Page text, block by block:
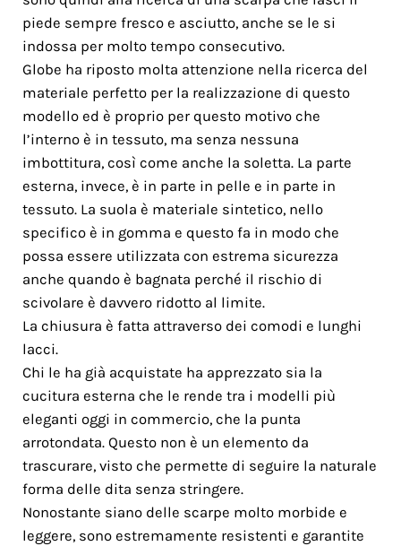
piede sempre fresco e asciutto, anche se le si
indossa per molto tempo consecutivo.
Globe ha riposto molta attenzione nella ricerca del
materiale perfetto per la realizzazione di questo
modello ed è proprio per questo motivo che
l’interno è in tessuto, ma senza nessuna
imbottitura, così come anche la soletta. La parte
esterna, invece, è in parte in pelle e in parte in
tessuto. La suola è materiale sintetico, nello
specifico è in gomma e questo fa in modo che
possa essere utilizzata con estrema sicurezza
anche quando è bagnata perché il rischio di
scivolare è davvero ridotto al limite.
La chiusura è fatta attraverso dei comodi e lunghi
lacci.
Chi le ha già acquistate ha apprezzato sia la
cucitura esterna che le rende tra i modelli più
eleganti oggi in commercio, che la punta
arrotondata. Questo non è un elemento da
trascurare, visto che permette di seguire la naturale
forma delle dita senza stringere.
Nonostante siano delle scarpe molto morbide e
leggere, sono estremamente resistenti e garantite